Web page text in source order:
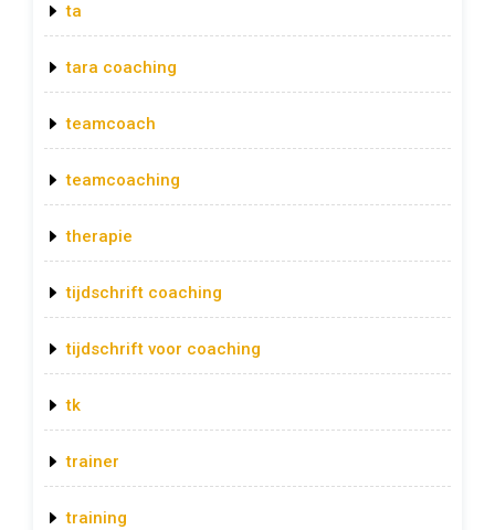
ta
tara coaching
teamcoach
teamcoaching
therapie
tijdschrift coaching
tijdschrift voor coaching
tk
trainer
training